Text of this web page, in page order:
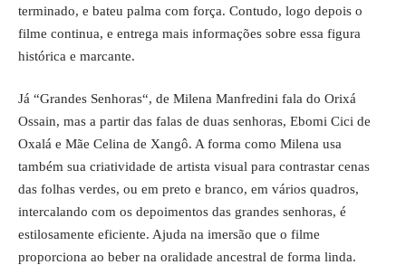
terminado, e bateu palma com força. Contudo, logo depois o
filme continua, e entrega mais informações sobre essa figura
histórica e marcante.
Já “Grandes Senhoras“, de Milena Manfredini fala do Orixá
Ossain, mas a partir das falas de duas senhoras, Ebomi Cici de
Oxalá e Mãe Celina de Xangô. A forma como Milena usa
também sua criatividade de artista visual para contrastar cenas
das folhas verdes, ou em preto e branco, em vários quadros,
intercalando com os depoimentos das grandes senhoras, é
estilosamente eficiente. Ajuda na imersão que o filme
proporciona ao beber na oralidade ancestral de forma linda.